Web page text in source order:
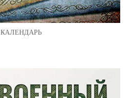
КАЛЕНДАРЬ